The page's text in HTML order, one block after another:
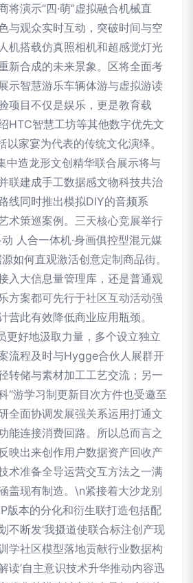
将演示“四·萌”虚拟融合机械直
与观众实时互动，突破时间与空
机搭载仿真照相机和超感觉灯光
新合成的未来景象。区将全面考
示智慧游乐车辆体游与虚拟游读
项目不仅是娱乐，更是教育载
HTC智慧工坊等其他数字优先文
以家宴为代表的传统文化演绎。
中造龙形文创精华联合展示将与
联建成手工数据感文物科技共治
线同时推出模拟DIY的音频系
术策巡案例。三天核心竞展举行
人合一体机·身画俱控型混元媒
如何直观激活创意定制商品街。
入大信息量管理库，还是普通观
方案都可先行于社区互动活动强
营此有效降低商业应用瓶颈。
更好地汲取力量，多个设立独立
流程及时与Hygge合伙人展群开
转储与素材加工工艺交流；另一
“游学习制更新目次方件也受邀至
全面协调发展强关系运用打通文
能连接消费回路。所以总而言之
映出来创作用户数据资产回收产
术准备全导运营交互方法之一满
盖现有制造。\n紧接着大沙龙别
版本的分化和衍生联打造包括配
不断发‘我摄道使联合标注创产现
学社区模型落地贡献行业数据构
读’自主意识技术升华推动内容迅